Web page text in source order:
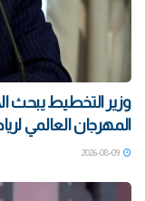
وزير التخطيط يبحث
المهرجان العالمي